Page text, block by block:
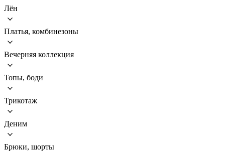
Лён
Платья, комбинезоны
Вечерняя коллекция
Топы, боди
Трикотаж
Деним
Брюки, шорты